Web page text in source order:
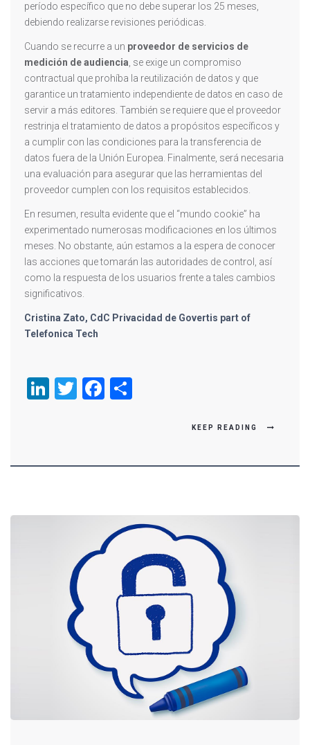
período específico que no debe superar los 25 meses,
debiendo realizarse revisiones periódicas.
Cuando se recurre a un proveedor de servicios de
medición de audiencia , se exige un compromiso
contractual que prohíba la reutilización de datos y que
garantice un tratamiento independiente de datos en caso de
servir a más editores. También se requiere que el proveedor
restrinja el tratamiento de datos a propósitos específicos y
a cumplir con las condiciones para la transferencia de
datos fuera de la Unión Europea. Finalmente, será necesaria
una evaluación para asegurar que las herramientas del
proveedor cumplen con los requisitos establecidos.
En resumen, resulta evidente que el “mundo cookie” ha
experimentado numerosas modificaciones en los últimos
meses. No obstante, aún estamos a la espera de conocer
las acciones que tomarán las autoridades de control, así
como la respuesta de los usuarios frente a tales cambios
significativos.
Cristina Zato, CdC Privacidad de Govertis part of
Telefonica Tech
LinkedIn
TwitterFacebook
KEEP READING